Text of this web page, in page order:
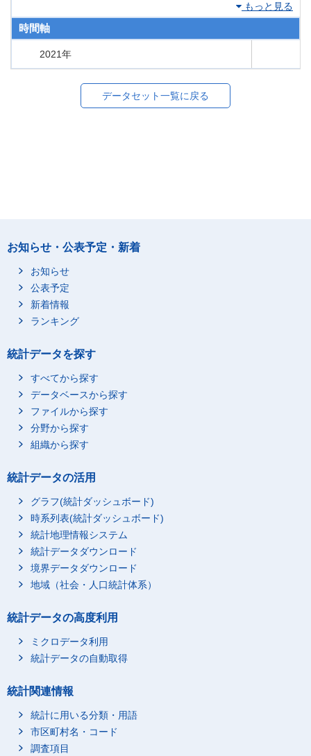
もっと見る
時間軸
2021年
データセット一覧に戻る
お知らせ・公表予定・新着
お知らせ
公表予定
新着情報
ランキング
統計データを探す
すべてから探す
データベースから探す
ファイルから探す
分野から探す
組織から探す
統計データの活用
グラフ(統計ダッシュボード)
時系列表(統計ダッシュボード)
統計地理情報システム
統計データダウンロード
境界データダウンロード
地域（社会・人口統計体系）
統計データの高度利用
ミクロデータ利用
統計データの自動取得
統計関連情報
統計に用いる分類・用語
市区町村名・コード
調査項目